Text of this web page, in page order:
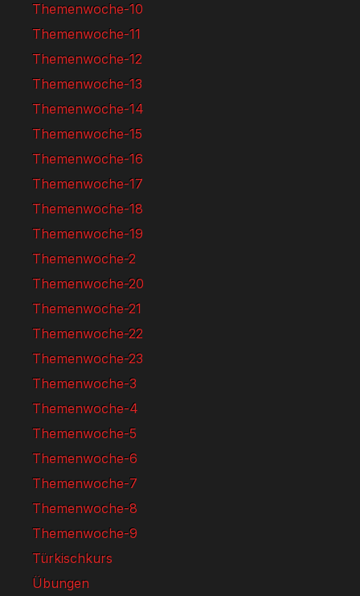
Themenwoche-10
Themenwoche-11
Themenwoche-12
Themenwoche-13
Themenwoche-14
Themenwoche-15
Themenwoche-16
Themenwoche-17
Themenwoche-18
Themenwoche-19
Themenwoche-2
Themenwoche-20
Themenwoche-21
Themenwoche-22
Themenwoche-23
Themenwoche-3
Themenwoche-4
Themenwoche-5
Themenwoche-6
Themenwoche-7
Themenwoche-8
Themenwoche-9
Türkischkurs
Übungen